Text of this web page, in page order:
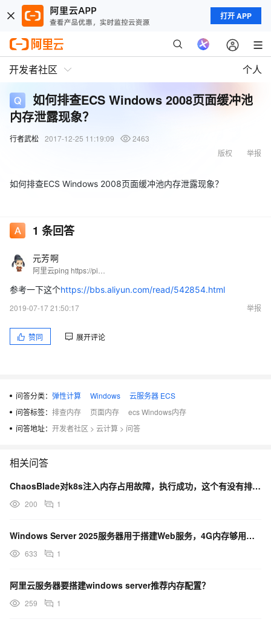
打开 APP
开发者社区 个人
如何排查ECS Windows 2008页面缓冲池
内存泄露现象？
行者武松 2017-12-25 11:19:09
2463
举报
版权
如何排查ECS Windows 2008页面缓冲池内存泄露现象？
1 条回答
元芳啊
参考一下这个https://bbs.aliyun.com/read/542854.html
2019-07-17 21:50:17
举报
赞同 展开评论
问答分类： 弹性计算 Windows
云服务器 ECS
问答标签： 排查内存 页面内存
ecs Windows内存
问答地址： 开发者社区 > 云计算 > 问答
相关问答
ChaosBlade对k8s注入内存占用故障，执行成功，这个有没有排查的方向？
200 1
Windows Server 2025服务器用于搭建Web服务，4G内存够用吗？
633 1
阿里云服务器要搭建windows server推荐内存配置？
259 1